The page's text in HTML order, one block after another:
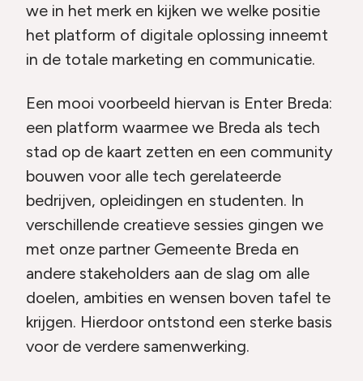
we in het merk en kijken we welke positie
het platform of digitale oplossing inneemt
in de totale marketing en communicatie.
Een mooi voorbeeld hiervan is Enter Breda:
een platform waarmee we Breda als tech
stad op de kaart zetten en een community
bouwen voor alle tech gerelateerde
bedrijven, opleidingen en studenten. In
verschillende creatieve sessies gingen we
met onze partner Gemeente Breda en
andere stakeholders aan de slag om alle
doelen, ambities en wensen boven tafel te
krijgen. Hierdoor ontstond een sterke basis
voor de verdere samenwerking.